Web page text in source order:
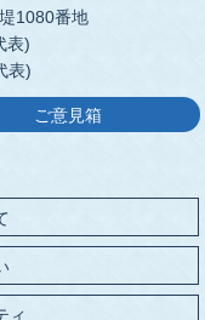
1080番地
表)
表)
ご意見箱
ィ